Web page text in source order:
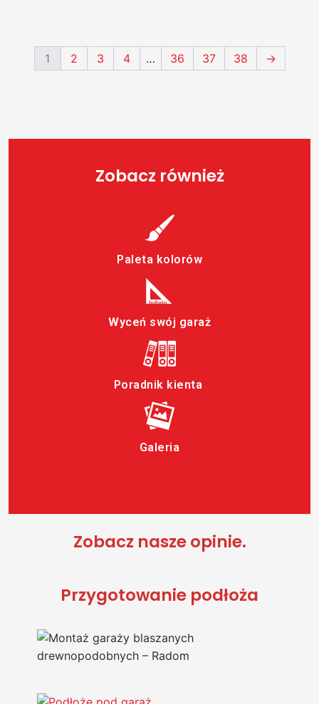
1 2 3 4 … 36 37 38 →
Zobacz również
Paleta kolorów
Wyceń swój garaż
Poradnik kienta
Galeria
Zobacz nasze opinie.
Przygotowanie podłoża